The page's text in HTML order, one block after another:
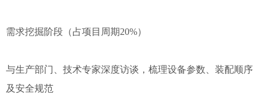
需求挖掘阶段（占项目周期20%）
与生产部门、技术专家深度访谈，梳理设备参数、装配顺序
及安全规范